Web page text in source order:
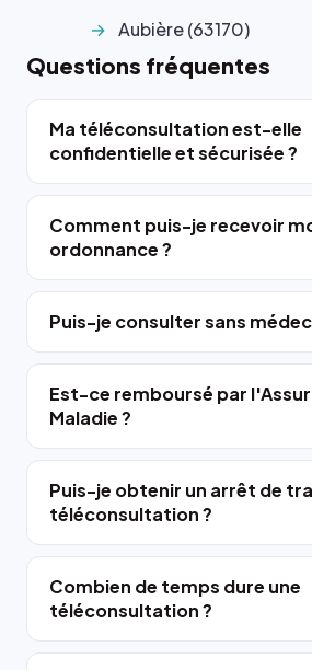
Aubière (63170)
Questions fréquentes
Ma téléconsultation est-elle
confidentielle et sécurisée ?
Comment puis-je recevoir
ordonnance ?
Puis-je consulter sans
Est-ce remboursé par
Maladie ?
Puis-je obtenir un arrêt de
téléconsultation ?
Combien de temps dure une
téléconsultation ?